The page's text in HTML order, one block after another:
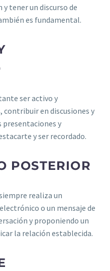
tener un discurso de
es fundamental.
ser activo y
en discusiones y
y
y ser recordado.
POSTERIOR
realiza un
o un mensaje de
y proponiendo un
la relación establecida.